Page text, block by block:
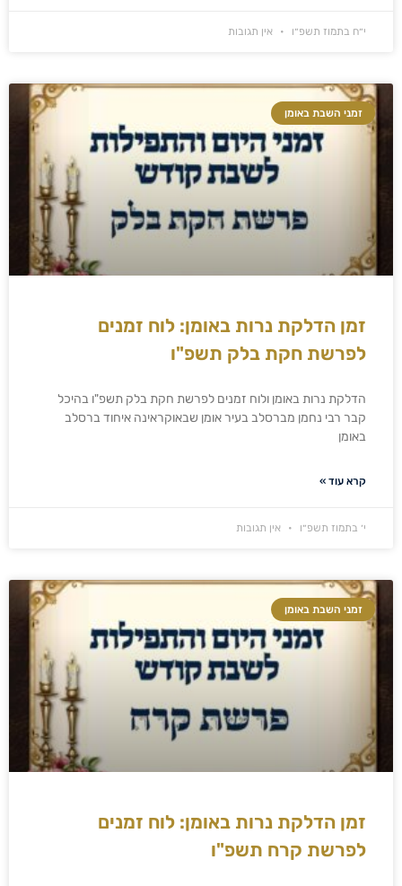
י״ח בתמוז תשפ״ו אין תגובות
זמני השבת באומן
זמן הדלקת נרות באומן: לוח זמנים
לפרשת חקת בלק תשפ"ו
הדלקת נרות באומן ולוח זמנים לפרשת חקת בלק תשפ"ו בהיכל
קבר רבי נחמן מברסלב בעיר אומן שבאוקראינה איחוד ברסלב
באומן
קרא עוד »
י׳ בתמוז תשפ״ו אין תגובות
זמני השבת באומן
זמן הדלקת נרות באומן: לוח זמנים
לפרשת קרח תשפ"ו